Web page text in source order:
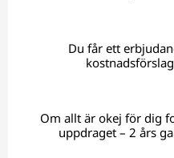
Du får ett
Om allt är okej för dig
uppdraget – 2 års